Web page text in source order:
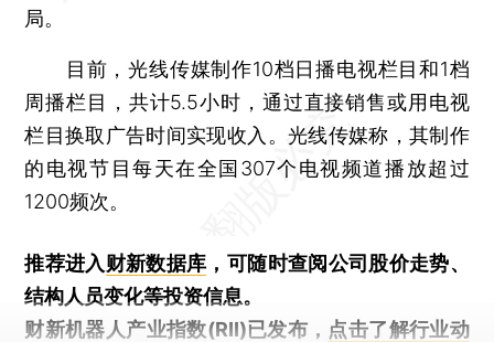
局。
目前，光线传媒制作10档日播电视栏目和1档
周播栏目，共计5.5小时，通过直接销售或用电视
栏目换取广告时间实现收入。光线传媒称，其制作
的电视节目每天在全国307个电视频道播放超过
1200频次。
推荐进入财新数据库 ，可随时查阅公司股价走势、
结构人员变化等投资信息。
财新机器人产业指数(RII)已发布， 点击了解行业动